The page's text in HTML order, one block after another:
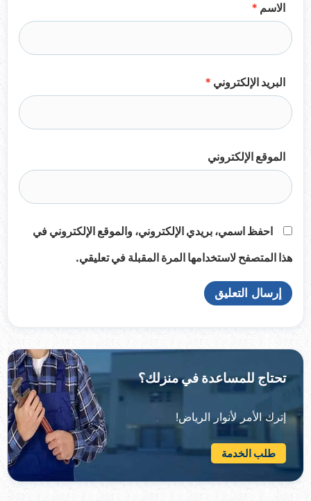
الاسم *
البريد الإلكتروني *
الموقع الإلكتروني
احفظ اسمي، بريدي الإلكتروني، والموقع الإلكتروني في
هذا المتصفح لاستخدامها المرة المقبلة في تعليقي.
تحتاج للمساعدة في منزلك؟
إترك الأمر لأنوار الرياض!
طلب الخدمة